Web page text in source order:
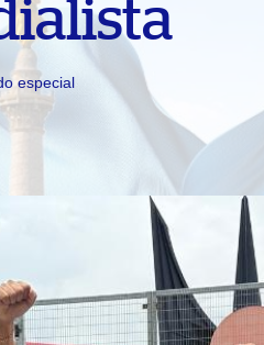
especial